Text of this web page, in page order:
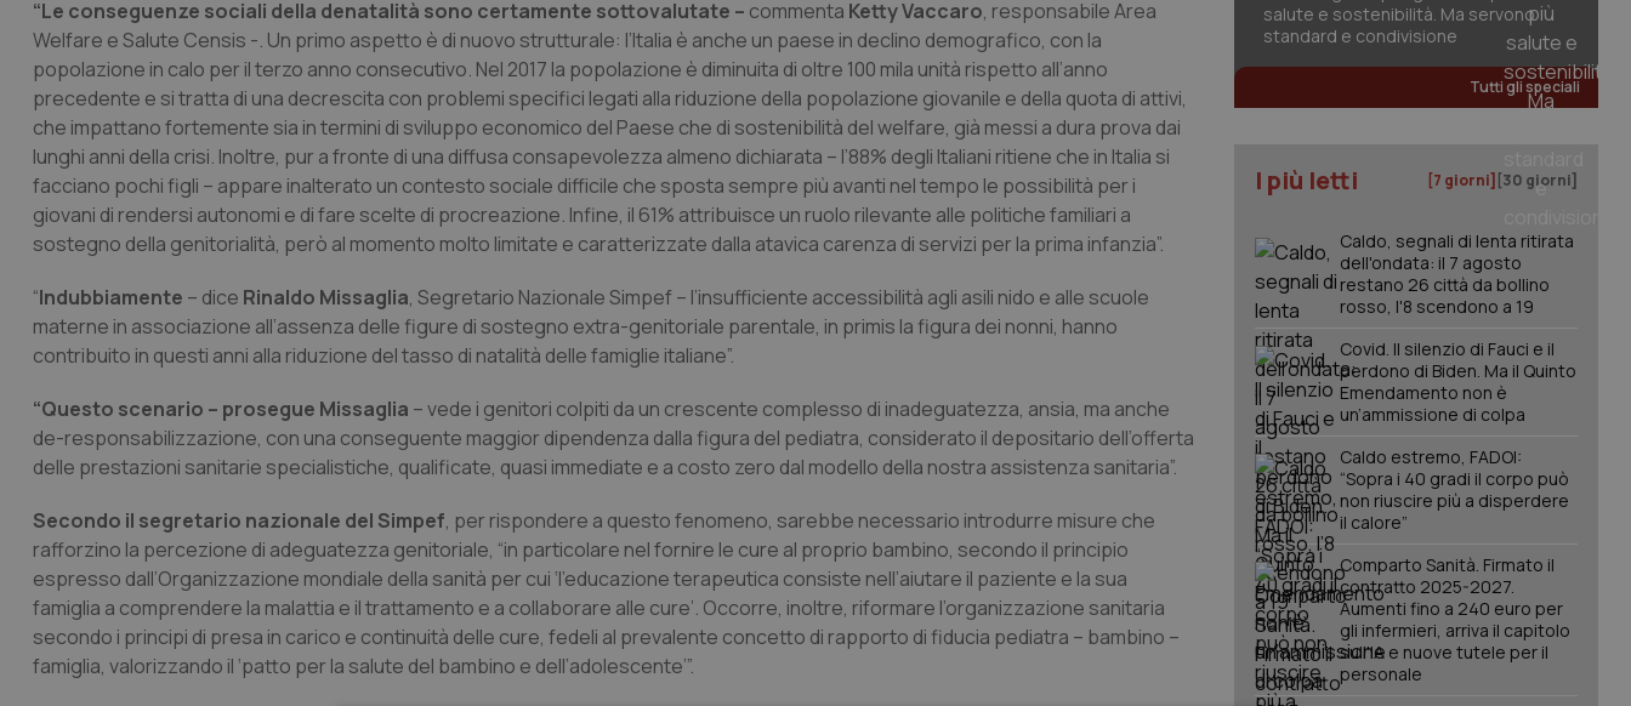
“Le conseguenze sociali della denatalità sono certamente sottovalutate – commenta Ketty Vaccaro, responsabile Area
Welfare e Salute Censis -. Un primo aspetto è di nuovo strutturale: l’Italia è anche un paese in declino demografico, con la
popolazione in calo per il terzo anno consecutivo. Nel 2017 la popolazione è diminuita di oltre 100 mila unità rispetto all’anno
precedente e si tratta di una decrescita con problemi specifici legati alla riduzione della popolazione giovanile e della quota di attivi,
che impattano fortemente sia in termini di sviluppo economico del Paese che di sostenibilità del welfare, già messi a dura prova dai
lunghi anni della crisi. Inoltre, pur a fronte di una diffusa consapevolezza almeno dichiarata – l’88% degli Italiani ritiene che in Italia si
facciano pochi figli – appare inalterato un contesto sociale difficile che sposta sempre più avanti nel tempo le possibilità per i
giovani di rendersi autonomi e di fare scelte di procreazione. Infine, il 61% attribuisce un ruolo rilevante alle politiche familiari a
sostegno della genitorialità, però al momento molto limitate e caratterizzate dalla atavica carenza di servizi per la prima infanzia”.
“Indubbiamente – dice Rinaldo Missaglia, Segretario Nazionale Simpef – l’insufficiente accessibilità agli asili nido e alle scuole
materne in associazione all’assenza delle figure di sostegno extra-genitoriale parentale, in primis la figura dei nonni, hanno
contribuito in questi anni alla riduzione del tasso di natalità delle famiglie italiane”.
“Questo scenario – prosegue Missaglia – vede i genitori colpiti da un crescente complesso di inadeguatezza, ansia, ma anche
de-responsabilizzazione, con una conseguente maggior dipendenza dalla figura del pediatra, considerato il depositario dell’offerta
delle prestazioni sanitarie specialistiche, qualificate, quasi immediate e a costo zero dal modello della nostra assistenza sanitaria”.
Secondo il segretario nazionale del Simpef, per rispondere a questo fenomeno, sarebbe necessario introdurre misure che
rafforzino la percezione di adeguatezza genitoriale, “in particolare nel fornire le cure al proprio bambino, secondo il principio
espresso dall’Organizzazione mondiale della sanità per cui ‘l’educazione terapeutica consiste nell’aiutare il paziente e la sua
famiglia a comprendere la malattia e il trattamento e a collaborare alle cure’. Occorre, inoltre, riformare l’organizzazione sanitaria
secondo i principi di presa in carico e continuità delle cure, fedeli al prevalente concetto di rapporto di fiducia pediatra – bambino –
famiglia, valorizzando il ‘patto per la salute del bambino e dell’adolescente’”.
salute e sostenibilità. Ma servono
standard e condivisione
Tutti gli speciali
I più letti [7 giorni] [30 giorni]
Caldo, segnali di lenta ritirata
dell'ondata: il 7 agosto
restano 26 città da bollino
rosso, l'8 scendono a 19
Covid. Il silenzio di Fauci e il
perdono di Biden. Ma il Quinto
Emendamento non è
un’ammissione di colpa
Caldo estremo, FADOI:
“Sopra i 40 gradi il corpo può
non riuscire più a disperdere
il calore”
Comparto Sanità. Firmato il
contratto 2025-2027.
Aumenti fino a 240 euro per
gli infermieri, arriva il capitolo
sull'IA e nuove tutele per il
personale